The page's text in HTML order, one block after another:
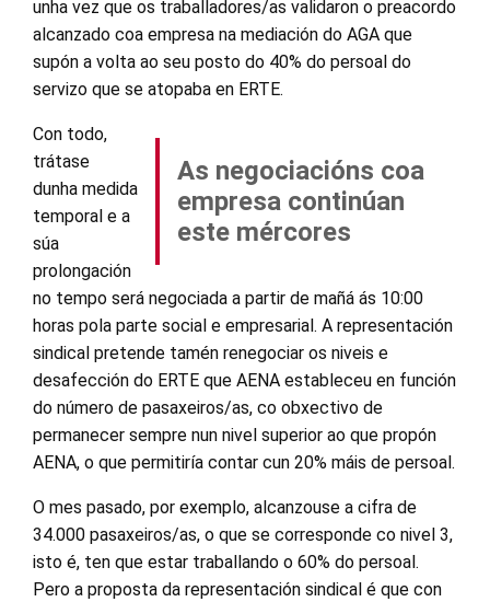
unha vez que os traballadores/as validaron o preacordo
alcanzado coa empresa na mediación do AGA que
supón a volta ao seu posto do 40% do persoal do
servizo que se atopaba en ERTE.
As negociacións coa
empresa continúan
este mércores
Con todo,
trátase
dunha medida
temporal e a
súa
prolongación
no tempo será negociada a partir de mañá ás 10:00
horas pola parte social e empresarial. A representación
sindical pretende tamén renegociar os niveis e
desafección do ERTE que AENA estableceu en función
do número de pasaxeiros/as, co obxectivo de
permanecer sempre nun nivel superior ao que propón
AENA, o que permitiría contar cun 20% máis de persoal.
O mes pasado, por exemplo, alcanzouse a cifra de
34.000 pasaxeiros/as, o que se corresponde co nivel 3,
isto é, ten que estar traballando o 60% do persoal.
Pero a proposta da representación sindical é que con